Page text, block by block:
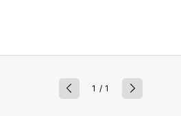
1 /van
1